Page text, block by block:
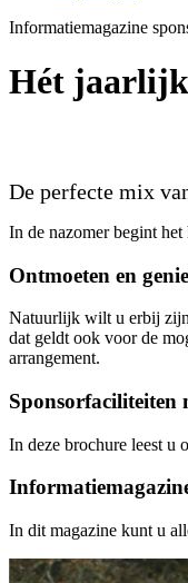
Informatiemagazine
Hét
De perfecte mix
In de nazomer begint
Ontmoeten en
Natuurlijk wilt u erbij zijn
dat geldt ook voor de
arrangement.
Sponsorfaciliteiten
In deze brochure leest u
In dit magazine kunt u